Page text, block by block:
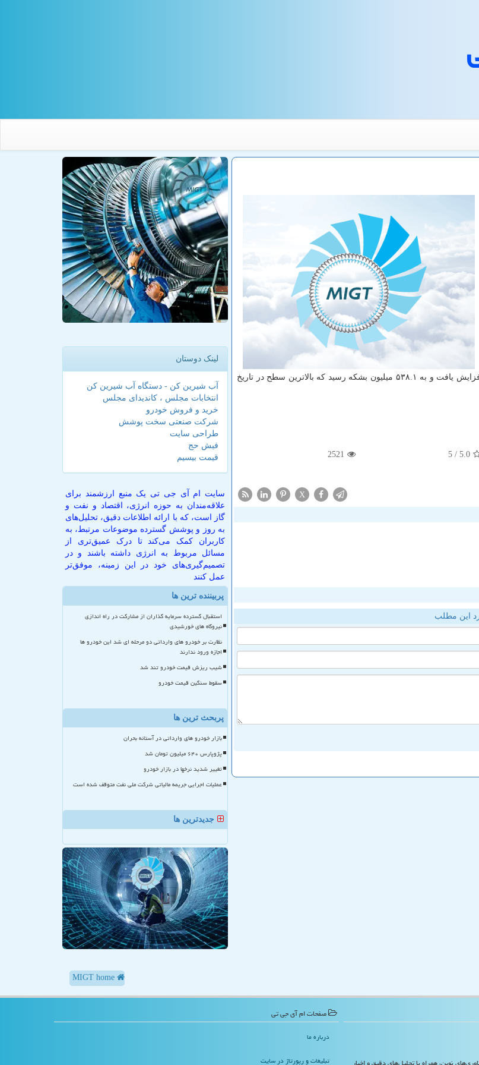
میزان ذخایر انبارهای نفت آمریکا بطور غیرمنتظره ای ۵.۷ میلیون بشکه افزایش یافت و به ۵۳۸.۱ میلیون بشکه رسید که بالاترین سطح در تاریخ
5.0
/ 5
2521
X
این مطلب
لینک دوستان
آب شیرین کن - دستگاه آب شیرین کن
انتخابات مجلس ، کاندیدای مجلس
خرید و فروش خودرو
شرکت صنعتی سخت پوشش
طراحی سایت
فیش حج
قیمت بیسیم
سایت ام آی جی تی یک منبع ارزشمند برای
علاقه‌مندان به حوزه انرژی، اقتصاد و نفت و
گاز است، که با ارائه اطلاعات دقیق، تحلیل‌های
به روز و پوشش گسترده موضوعات مرتبط، به
کاربران کمک می‌کند تا درک عمیق‌تری از
مسائل مربوط به انرژی داشته باشند و در
تصمیم‌گیری‌های خود در این زمینه، موفق‌تر
عمل کنند
پربیننده ترین ها
استقبال گسترده سرمایه گذاران از مشارکت در راه اندازی
نیروگاه های خورشیدی
نظارت بر خودرو های وارداتی دو مرحله ای شد این خودرو ها
اجازه ورود ندارند
شیب ریزش قیمت خودرو تند شد
سقوط سنگین قیمت خودرو
پربحث ترین ها
بازار خودرو های وارداتی در آستانه بحران
پژوپارس ۶۴۰ میلیون تومان شد
تغییر شدید نرخها در بازار خودرو
عملیات اجرایی جریمه مالیاتی شرکت ملی نفت متوقف شده است
جدیدترین ها
صفحات ام آی جی تی
درباره ما
تبلیغات و رپورتاژ در سایت